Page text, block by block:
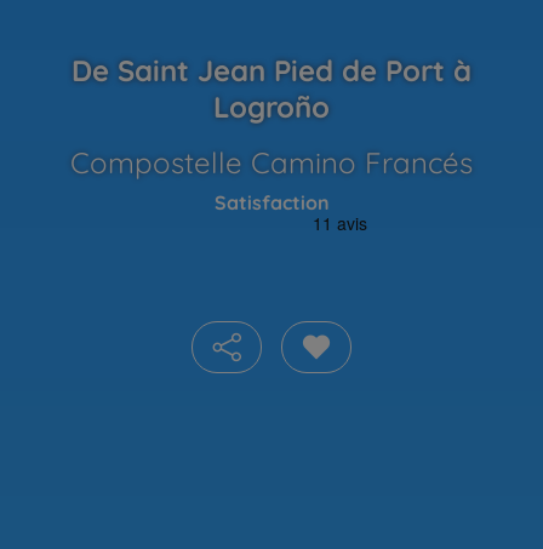
De Saint Jean Pied de Port à
Logroño
Compostelle Camino Francés
Satisfaction